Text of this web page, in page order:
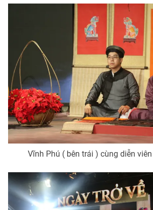
Vĩnh Phú ( bên trái ) cùng diễn